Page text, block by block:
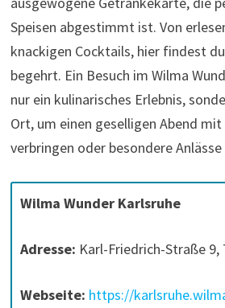
Speisen abgestimmt ist. Von
knackigen Cocktails, hier findest
begehrt. Ein Besuch im Wilma
nur ein kulinarisches Erlebnis,
Ort, um einen geselligen Abend mit
verbringen oder besondere
Wilma Wunder Karlsruhe
Adresse: Karl-Friedrich-Straße 9,
Webseite: https://